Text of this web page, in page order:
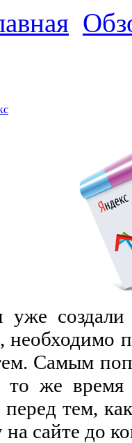
, необходимо
Самым
то же
тем,
сайте до